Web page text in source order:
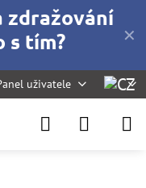
✕
zdražování
s tím?
uživatele